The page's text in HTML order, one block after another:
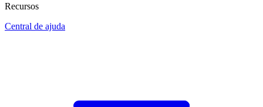
Recursos
Central de ajuda